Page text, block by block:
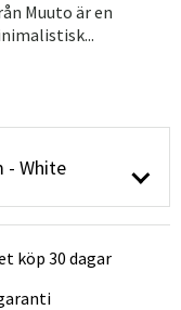
Muuto är en
- White
köp 30 dagar